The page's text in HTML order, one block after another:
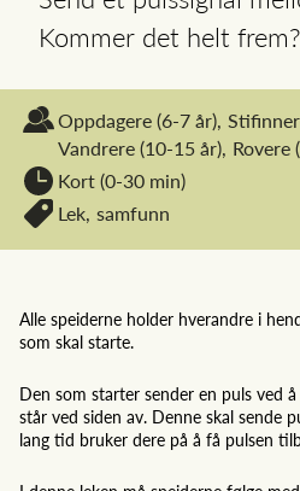
Kommer det helt frem?
Oppdagere(6-7 år),
Vandrere(10-15 år), Rovere
Kort (0-30 min)
Lek, samfunn
Alle speiderne holder hverandre i
som skal starte.
Den som starter sender en puls ved
står ved siden av. Denne skal sende
lang tid bruker dere på å få pulsen